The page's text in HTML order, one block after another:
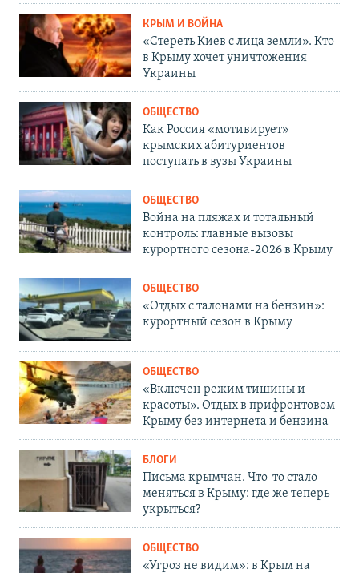
КРЫМ И ВОЙНА
«Стереть Киев с лица земли». Кто
в Крыму хочет уничтожения
Украины
ОБЩЕСТВО
Как Россия «мотивирует»
крымских абитуриентов
поступать в вузы Украины
ОБЩЕСТВО
Война на пляжах и тотальный
контроль: главные вызовы
курортного сезона-2026 в Крыму
ОБЩЕСТВО
«Отдых с талонами на бензин»:
курортный сезон в Крыму
ОБЩЕСТВО
«Включен режим тишины и
красоты». Отдых в прифронтовом
Крыму без интернета и бензина
БЛОГИ
Письма крымчан. Что-то стало
меняться в Крыму: где же теперь
укрыться?
ОБЩЕСТВО
«Угроз не видим»: в Крым на